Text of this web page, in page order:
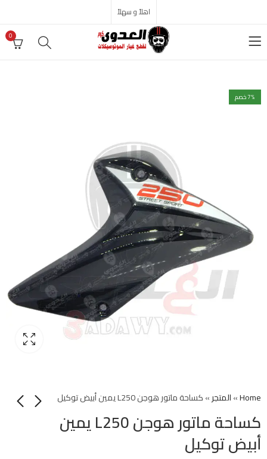
اهلاً و سهلاً
0
7% خصم
Home
»المتجر»كساحة ماتور هوجن L250 يمين أبيض توكيل
كساحة ماتور هوجن L250 يمين
أبيض توكيل